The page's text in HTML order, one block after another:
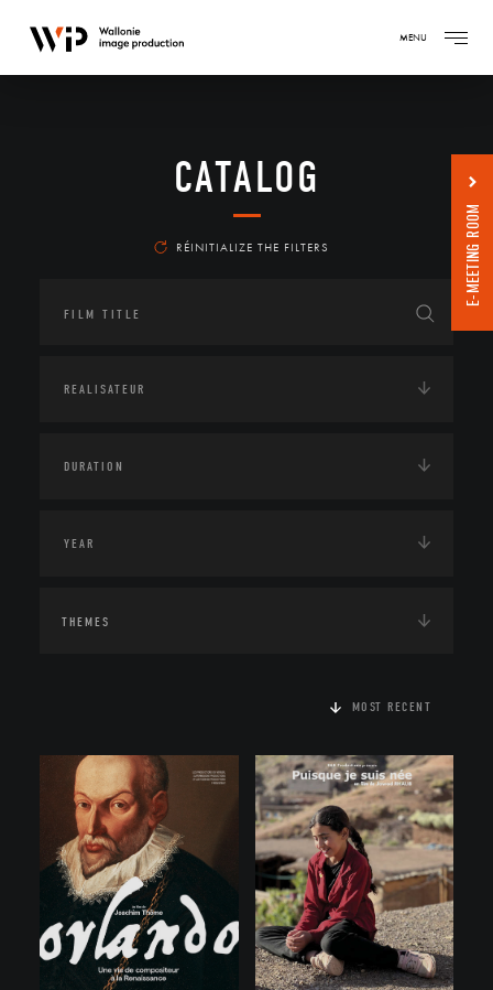
MENU
CATALOG
RÉINITIALIZE THE FILTERS
THEMES
MOST RECENT
E-MEETING ROOM